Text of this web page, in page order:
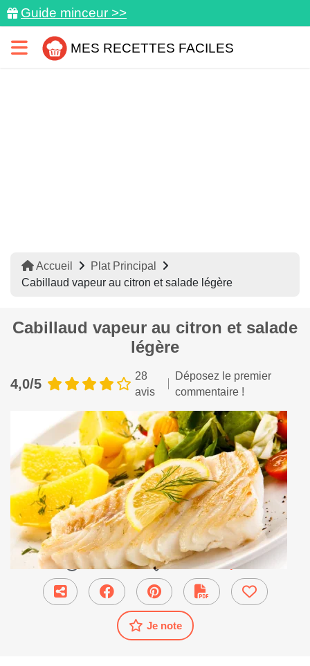
Guide minceur >>
MES RECETTES FACILES
Accueil
Plat Principal
Cabillaud vapeur au citron et salade légère
Cabillaud vapeur au citron et salade
légère
4,0/5
28
avis
Déposez le premier
commentaire !
20 min ● Plat Principal
Je note